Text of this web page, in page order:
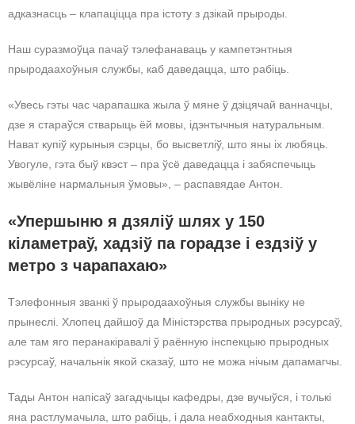
адказнасць – клапаціцца пра істоту з дзікай прыроды.
Наш суразмоўца пачаў тэлефанаваць у кампетэнтныя
прыродаахоўныя службы, каб даведацца, што рабіць.
«Увесь гэты час чарапашка жыла ў мяне ў дзіцячай ванначцы,
дзе я стараўся стварыць ёй мовы, ідэнтычныя натуральным.
Нават купіў курыныя сэрцы, бо высветліў, што яны іх любяць.
Увогуле, гэта быў квэст – пра ўсё даведацца і забяспечыць
жывёліне нармальныя ўмовы», – распавядае Антон.
«Упершыню я дзяліў шлях у 150
кіламетраў, хадзіў па горадзе і ездзіў у
метро з чарапахаю»
Тэлефонныя званкі ў прыродаахоўныя службы выніку не
прынеслі. Хлопец дайшоў да Міністэрства прыродных рэсурсаў,
але там яго перанакіравалі ў раённую інспекцыю прыродных
рэсурсаў, начальнік якой сказаў, што не можа нічым дапамагчы.
Тады Антон напісаў загадчыцы кафедры, дзе вучыўся, і толькі
яна растлумачыла, што рабіць, і дала неабходныя кантакты,